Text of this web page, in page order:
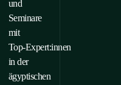
und
Seminare
mit
Top‑Expert:innen
in der
ägyptischen